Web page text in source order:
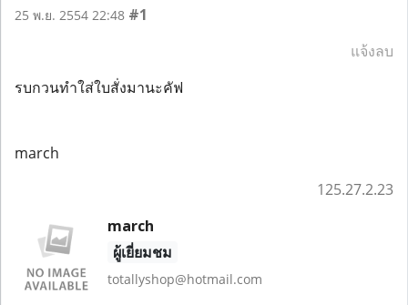
25 พ.ย. 2554 22:48 #1
แจ้งลบ
รบกวนทำใส่ใบสั่งมานะคัฟ
march
125.27.2.23
march
ผู้เยี่ยมชม
totallyshop@hotmail.com